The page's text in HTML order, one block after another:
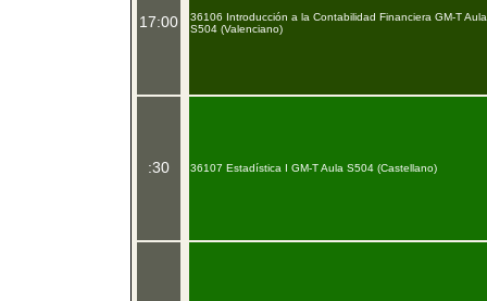
17:00
:30
36106 Introducción a la Contabilidad Financiera GM-T Aula
S504 (Valenciano)
36107 Estadística I GM-T Aula S504 (Castellano)